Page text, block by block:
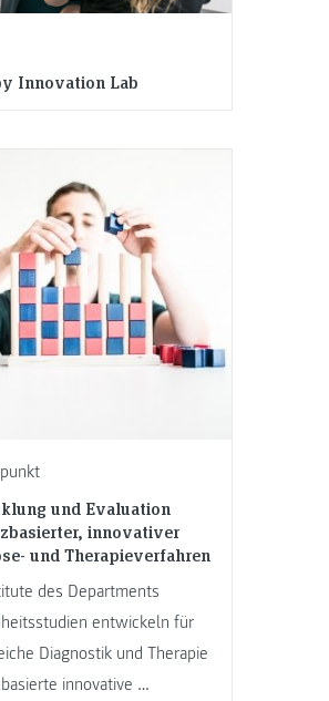
Innovation Lab
und Evaluation
innovativer
und Therapieverfahren
des Departments
entwickeln für
Diagnostik und Therapie
innovative …